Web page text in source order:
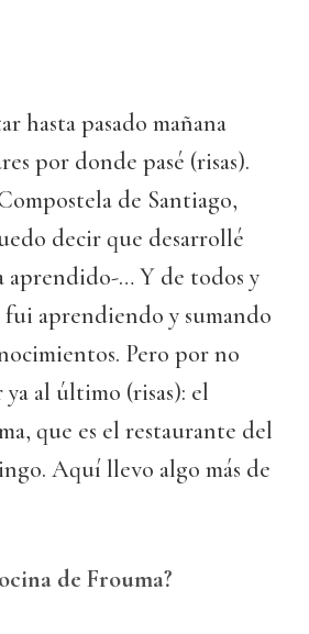
hasta pasado mañana
por donde pasé (risas).
de Santiago,
decir que desarrollé
aprendido-… Y de todos y
fui aprendiendo y sumando
Pero por no
al último (risas): el
que es el restaurante del
Aquí llevo algo más de
de Frouma?